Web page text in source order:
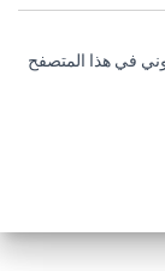
في هذا المتصفح